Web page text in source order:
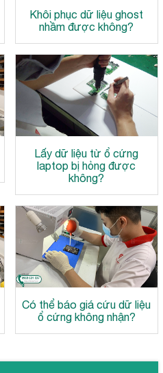
Khôi phục dữ liệu ghost
nhầm được không?
Lấy dữ liệu từ ổ cứng
laptop bị hỏng được
không?
Có thể báo giá cứu dữ liệu
ổ cứng không nhận?